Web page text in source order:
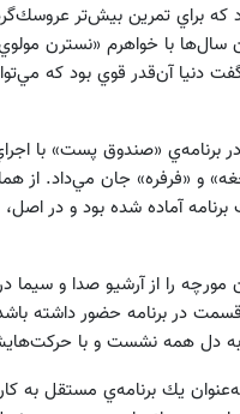
سال 1370 بود كه براي تمرين
سال‌ها با خواهرم «نسترن
دنيا آن‌قدر قوي بود كه
برنامه‌ي «صندوق پست» با
و «فرفره» جان مي‌داد. از
آماده شده بود و در
را از آرشيو صدا و سيما
در برنامه حضور داشته
دل همه نشست و با
يك برنامه‌ي مستقل به